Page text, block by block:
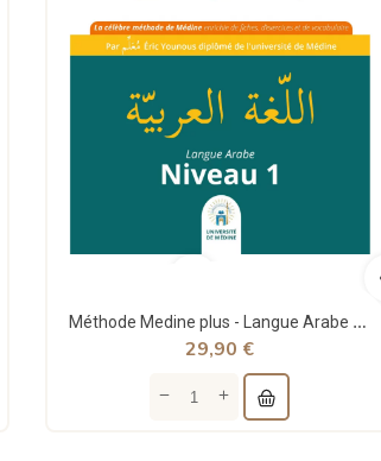
La vie du Prophète racontée...
Méthode Medine plus - Langue Arabe - Niveau 1- Eric Younous
29,90 €